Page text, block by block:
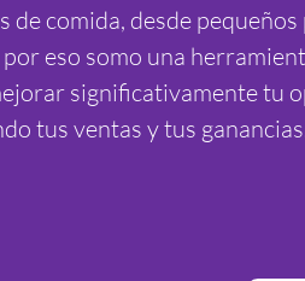
de comida, desde
eso somo una
significativamente tu
tus ventas y tus